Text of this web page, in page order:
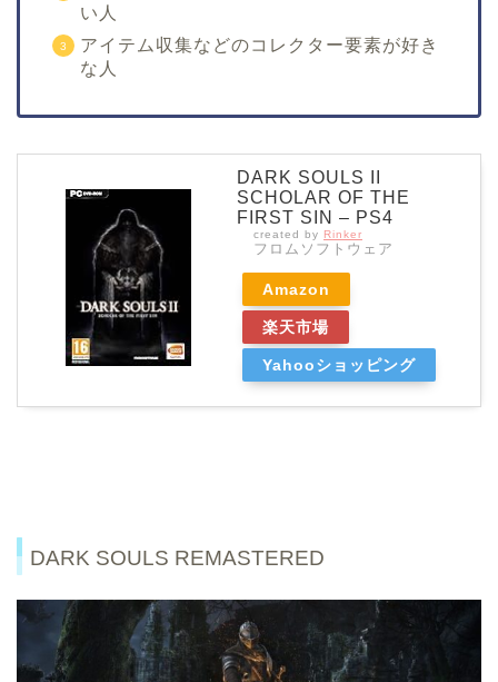
い人
アイテム収集などのコレクター要素が好き
な人
DARK SOULS II
SCHOLAR OF THE
FIRST SIN – PS4
created by Rinker
フロムソフトウェア
Amazon
楽天市場
Yahooショッピング
DARK SOULS REMASTERED